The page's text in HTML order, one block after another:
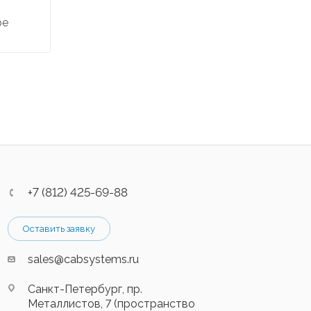
+7 (812) 425-69-88
Оставить заявку
sales@cabsystems.ru
Санкт-Петербург, пр.
Металлистов, 7 (пространство